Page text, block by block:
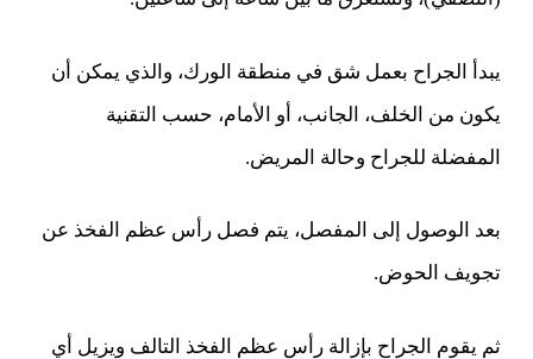
يبدأ الجراح بعمل شق في منطقة الورك، والذي يمكن أن
يكون من الخلف، الجانب، أو الأمام، حسب التقنية
المفضلة للجراح وحالة المريض.
بعد الوصول إلى المفصل، يتم فصل رأس عظم الفخذ عن
تجويف الحوض.
ثم يقوم الجراح بإزالة رأس عظم الفخذ التالف ويزيل أي